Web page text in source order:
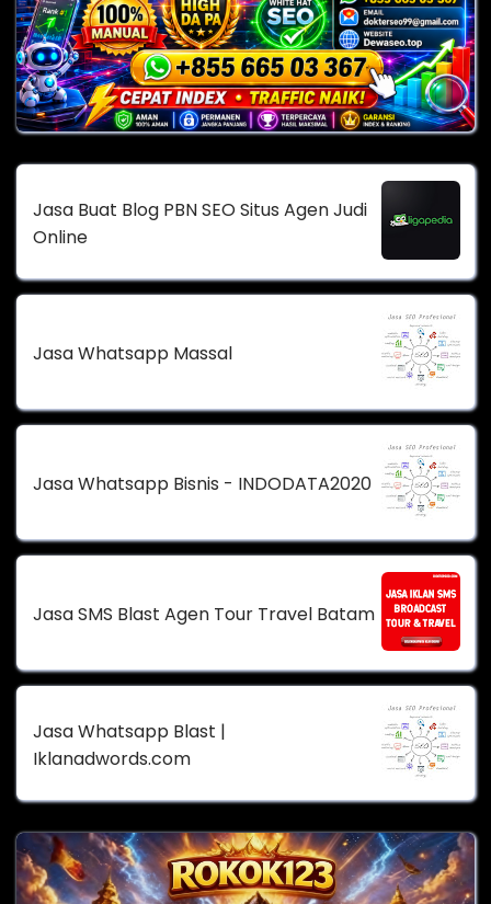
Jasa Buat Blog PBN SEO Situs Agen Judi
Online
Jasa Whatsapp Massal
Jasa Whatsapp Bisnis - INDODATA2020
Jasa SMS Blast Agen Tour Travel Batam
Jasa Whatsapp Blast |
Iklanadwords.com